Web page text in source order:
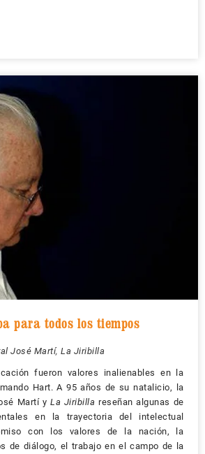
para todos los tiempos
José Martí, La Jiribilla
fueron valores inalienables en la
Hart. A 95 años de su natalicio, la
Martí yLa Jiribilla reseñan algunas de
en la trayectoria del intelectual
con los valores de la nación, la
de diálogo, el trabajo en el campo de la